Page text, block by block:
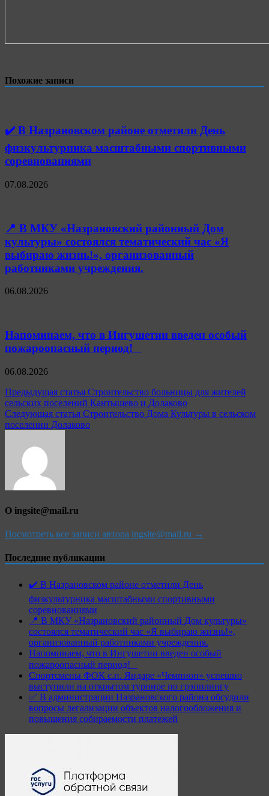
Похожие записи
✔️ В Назрановском районе отметили День
физкультурника масштабными спортивными
соревнованиями
07.08.2026
📍 В МКУ «Назрановский районный Дом
культуры» состоялся тематический час «Я
выбираю жизнь!», организованный
работниками учреждения.
06.08.2026
Напоминаем, что в Ингушетии введен особый
пожароопасный период!⁣⁣⠀
06.08.2026
Навигация
по
записям
Предыдущая статья Строительство больницы для жителей
сельских поселений Кантышево и Долаково
Следующая статья Строительство Дома Культуры в сельском
поселении Долаково
О ingsite@mail.ru
Посмотреть все записи автора ingsite@mail.ru →
Последние публикации
✔️ В Назрановском районе отметили День
физкультурника масштабными спортивными
соревнованиями
📍 В МКУ «Назрановский районный Дом культуры»
состоялся тематический час «Я выбираю жизнь!»,
организованный работниками учреждения.
Напоминаем, что в Ингушетии введен особый
пожароопасный период!⁣⁣⠀
Спортсмены ФОК с.п. Яндаре «Чемпион» успешно
выступили на открытом турнире по грэпплингу
✅ В администрации Назрановского района обсудили
вопросы легализации объектов налогообложения и
повышения собираемости платежей